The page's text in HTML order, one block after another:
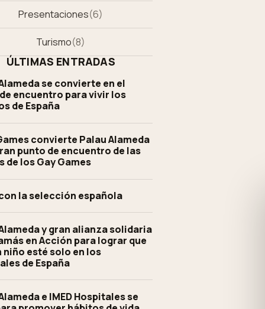
Presentaciones(6)
Turismo(8)
ÚLTIMAS ENTRADAS
se convierte en el
encuentro para vivir los
de España
convierte Palau Alameda
punto de encuentro de las
de los Gay Games
la selección española
y gran alianza solidaria
en Acción para lograr que
niño esté solo en los
de España
e IMED Hospitales se